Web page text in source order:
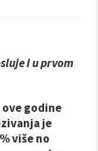
i u prvom
godine
je
više no